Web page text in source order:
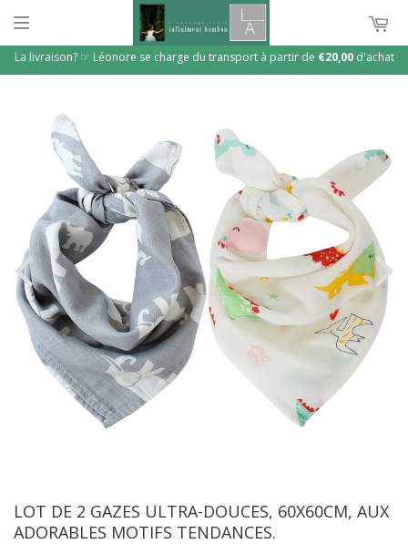
La livraison? ☞ Léonore se charge du transport à partir de €20,00d'achat
LOT DE 2 GAZES ULTRA-DOUCES, 60X60CM, AUX
ADORABLES MOTIFS TENDANCES.